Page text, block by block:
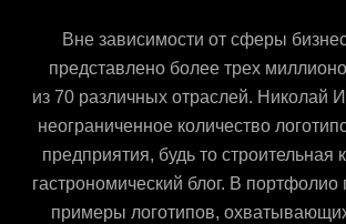
Вне зависимости от сферы
представлено более трех
из 70 различных отраслей. Николай
неограниченное количество
предприятия, будь то строительная
гастрономический блог. В
примеры логотипов,